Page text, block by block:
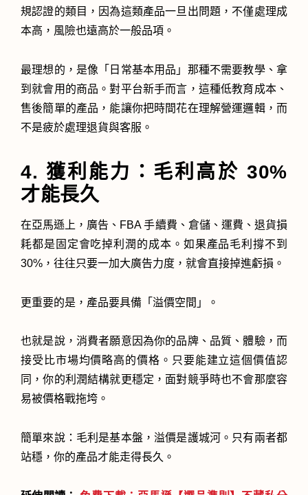
規認證的類目，因為這類產品一旦出問題，不僅處理成
本高，風險也遠高於一般品項。
最理想的，是像「日常基本用品」那種不需要教學、拿
到就會用的商品。對平台新手而言，這種低教育成本、
售後簡單的產品，能讓你把時間花在理解營運邏輯，而
不是疲於處理退貨與客服。
4. 獲利能力：毛利高於 30%
才能長久
在亞馬遜上，廣告、FBA 手續費、倉儲、運費、退貨損
耗都是固定會吃掉利潤的成本。如果產品毛利撐不到
30%，往往只要一加大廣告力度，就會直接掉進虧損。
更重要的是，產品要具備「溢價空間」。
也就是說，消費者願意因為你的品牌、品質、體驗，而
接受比市場均價略高的價格。只要能建立這個價值認
同，你的利潤結構就更穩定，面對競爭時也不會那麼容
易被價格戰拖垮。
簡單來說：毛利是基本盤，溢價是護城河。只有兩者都
站穩，你的產品才能走得長久。